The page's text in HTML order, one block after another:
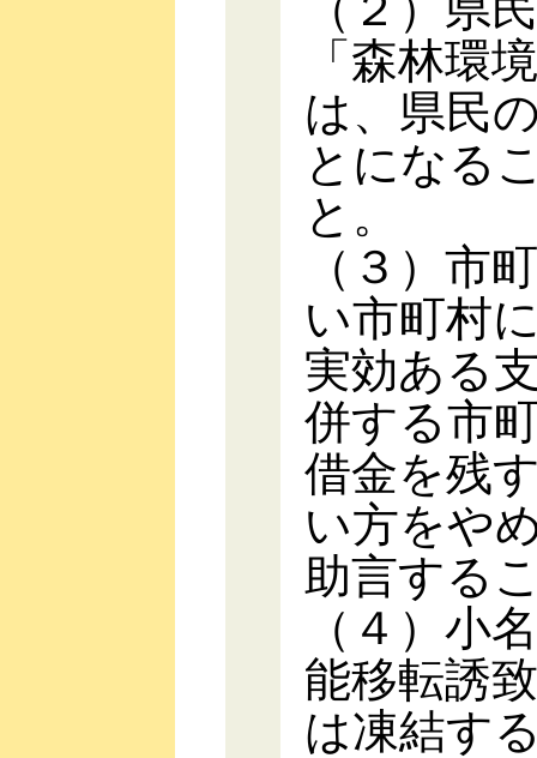
「森林環
は、県民
とになる
と。
（３）市
い市町村
実効ある
併する市
借金を残
い方をや
助言する
（４）小
能移転誘
は凍結す